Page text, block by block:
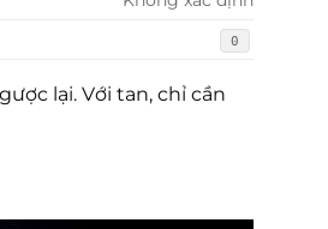
0
lại. Với tan, chỉ cần